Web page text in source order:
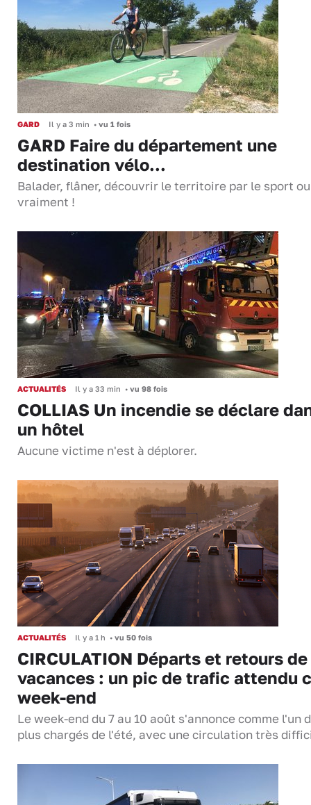
GARD Il y a 3 min • vu 1 fois
GARD Faire du département une
destination vélo...
Balader, flâner, découvrir le territoire par le sport
vraiment !
ACTUALITÉS Il y a 33 min • vu 98 fois
COLLIAS Un incendie se déclare
un hôtel
Aucune victime n'est à déplorer.
ACTUALITÉS Il y a 1 h • vu 50 fois
CIRCULATION Départs et retours de
vacances : un pic de trafic attendu
week-end
Le week-end du 7 au 10 août s'annonce comme l'un
plus chargés de l'été, avec une circulation très